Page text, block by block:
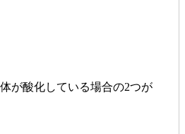
が酸化している場合の2つが